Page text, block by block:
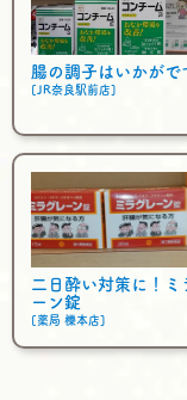
腸の調子はいかがで
[JR奈良駅前店]
二日酔い対策に！ミ
ーン錠
[薬局 櫟本店]